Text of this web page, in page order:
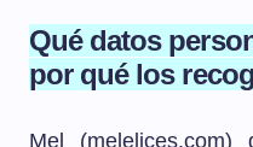
Qué datos
por qué los
Mel